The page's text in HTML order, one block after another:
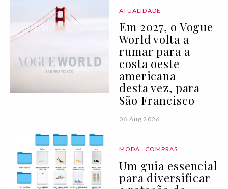
ATUALIDADE
Em 2027, o Vogue
World volta a
rumar para a
costa oeste
americana —
desta vez, para
São Francisco
06 Aug 2026
MODA COMPRAS
Um guia essencial
para diversificar